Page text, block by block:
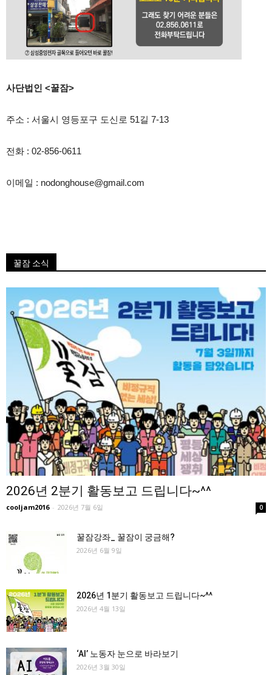
사단법인 <꿀잠>
주소 : 서울시 영등포구 도신로 51길 7-13
전화 : 02-856-0611
이메일 : nodonghouse@gmail.com
꿀잠 소식
2026년 2분기 활동보고 드립니다~^^
cooljam2016 - 2026년 7월 6일 0
꿀잠강좌_ 꿀잠이 궁금해?
2026년 6월 9일
2026년 1분기 활동보고 드립니다~^^
2026년 4월 13일
‘AI’ 노동자 눈으로 바라보기
2026년 3월 30일